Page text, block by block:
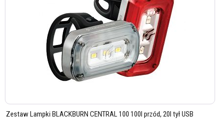
Zestaw Lampki BLACKBURN CENTRAL 100 100l przód, 20l tył USB